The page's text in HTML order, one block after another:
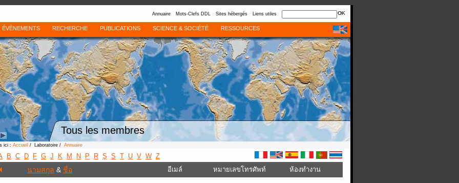
Annuaire Mots-Clefs DDL Sites hébergés Liens utiles
ÉVÈNEMENTS RECHERCHE PUBLICATIONS SCIENCE & SOCIÉTÉ RESSOURCES
Tous les membres
ici : Accueil / Laboratoire / Annuaire
B C D F G J K M N P R Ş S T U V W Z
นามสกุล & ชื่อ อีเมล์ หมายเลขโทรศัพท์ ห้องทำงาน